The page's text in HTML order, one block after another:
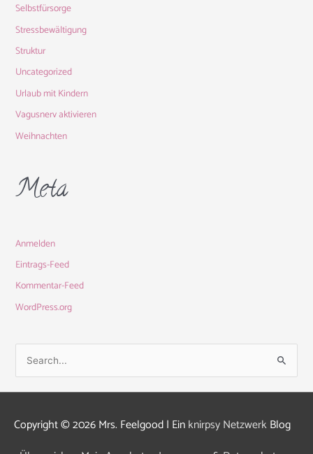
Selbstfürsorge
Stressbewältigung
Struktur
Uncategorized
Urlaub mit Kindern
Vagusnerv aktivieren
Weihnachten
Meta
Anmelden
Eintrags-Feed
Kommentar-Feed
WordPress.org
u
h
Copyright © 2026Mrs. Feelgood| Einknirpsy NetzwerkBlog